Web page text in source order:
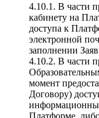
4.10.1. В части
кабинету на
доступа к
электронной
заполнении
4.10.2. В части
момент
Договору)
Платформе,